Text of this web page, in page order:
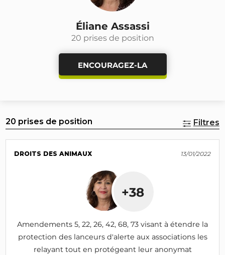
Éliane Assassi
20 prises de position
ENCOURAGEZ-LA
20 prises de position Filtres
DROITS DES ANIMAUX 13/01/2022
+38
Amendements 5, 22, 26, 42, 68, 73 visant à étendre la
protection des lanceurs d'alerte aux associations les
relayant tout en protégeant leur anonymat